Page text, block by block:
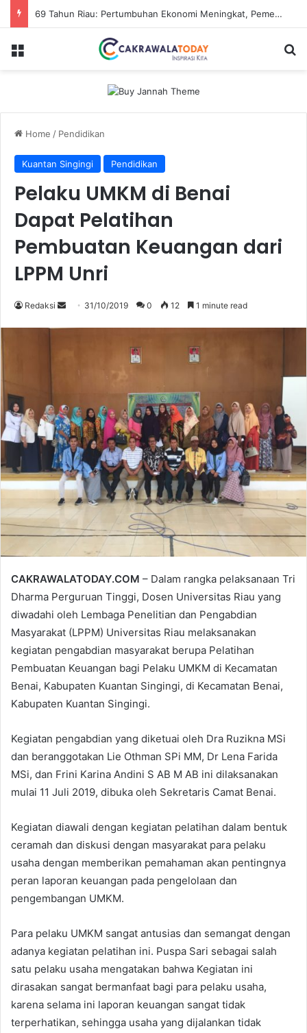
69 Tahun Riau: Pertumbuhan Ekonomi Meningkat, Pemerataan jadi Tantangan
Menu
Home / Pendidikan
Kuantan Singingi Pendidikan
Pelaku UMKM di Benai
Dapat Pelatihan
Pembuatan Keuangan dari
LPPM Unri
Redaksi
Send 31/10/2019 0 12 1 minute read
CAKRAWALATODAY.COM – Dalam rangka pelaksanaan Tri
Dharma Perguruan Tinggi, Dosen Universitas Riau yang
diwadahi oleh Lembaga Penelitian dan Pengabdian
Masyarakat (LPPM) Universitas Riau melaksanakan
kegiatan pengabdian masyarakat berupa Pelatihan
Pembuatan Keuangan bagi Pelaku UMKM di Kecamatan
Benai, Kabupaten Kuantan Singingi, di Kecamatan Benai,
Kabupaten Kuantan Singingi.
Kegiatan pengabdian yang diketuai oleh Dra Ruzikna MSi
dan beranggotakan Lie Othman SPi MM, Dr Lena Farida
MSi, dan Frini Karina Andini S AB M AB ini dilaksanakan
mulai 11 Juli 2019, dibuka oleh Sekretaris Camat Benai.
Kegiatan diawali dengan kegiatan pelatihan dalam bentuk
ceramah dan diskusi dengan masyarakat para pelaku
usaha dengan memberikan pemahaman akan pentingnya
peran laporan keuangan pada pengelolaan dan
pengembangan UMKM.
Para pelaku UMKM sangat antusias dan semangat dengan
adanya kegiatan pelatihan ini. Puspa Sari sebagai salah
satu pelaku usaha mengatakan bahwa Kegiatan ini
dirasakan sangat bermanfaat bagi para pelaku usaha,
karena selama ini laporan keuangan sangat tidak
terperhatikan, sehingga usaha yang dijalankan tidak